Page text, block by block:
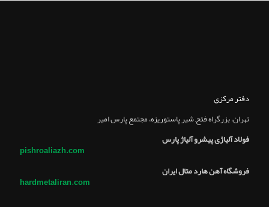
دفتر مرکزی
تهران، بزرگراه فتح, شير پاستوريزه، مجتمع پارس امير
فولاد آلیاژی پیشرو آلیاژ پارس
pishroaliazh.com
فروشگاه آهن هارد متال ایران
hardmetaliran.com